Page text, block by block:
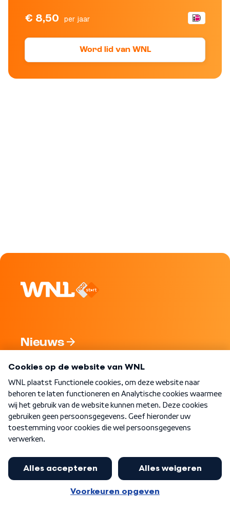
€ 8,50 per jaar
Word lid van WNL
Nieuws
Nieuwsbrief
Word Lid